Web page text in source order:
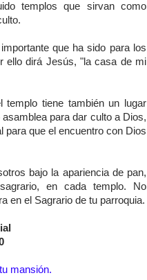
templos que sirvan como
que ha sido para los
ello dirá Jesús, "la casa de mi
tiene también un lugar
para dar culto a Dios,
para que el encuentro con Dios
bajo la apariencia de pan,
en cada templo. No
en el Sagrario de tu parroquia.
mansión.